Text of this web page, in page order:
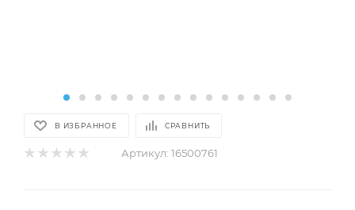
В ИЗБРАННОЕ СРАВНИТЬ
Артикул: 16500761